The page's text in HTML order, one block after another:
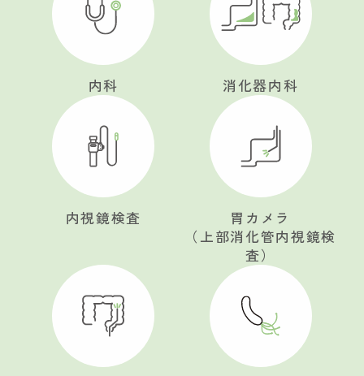
内科 消化器内科
内視鏡検査
胃カメラ
（上部消化管内視鏡検
査）